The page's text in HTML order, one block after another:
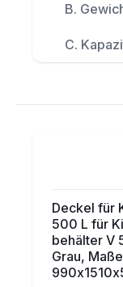
B.
C.
Deckel für
500 L für
behälter V
Grau, Maße